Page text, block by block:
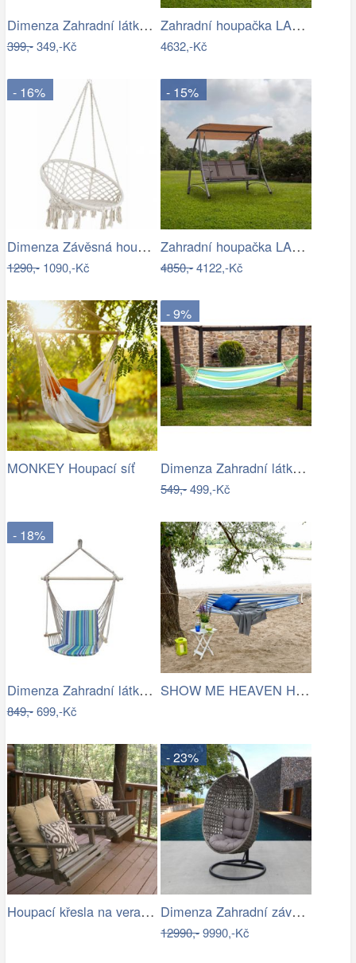
Dimenza Zahradní látková houpací síť -…
399,-349,-Kč
Zahradní houpačka LAMIA Tempo Kondela
4632,-Kč
- 16%
Dimenza Závěsná houpačka Ring
1290,-1090,-Kč
- 15%
Zahradní houpačka LAMIA Tempo Kondela
4850,-4122,-Kč
MONKEY Houpací síť
- 9%
Dimenza Zahradní látková houpací síť s…
549,-499,-Kč
- 18%
Dimenza Zahradní látková houpačka…
849,-699,-Kč
SHOW ME HEAVEN Houpací síť, pruhy…
Houpací křesla na verandě
- 23%
Dimenza Zahradní závěsná houpačka…
12990,-9990,-Kč